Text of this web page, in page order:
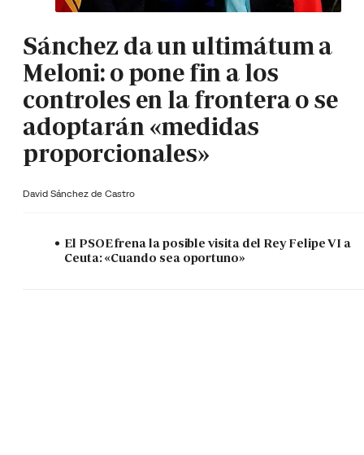
Sánchez da un ultimátum a
Meloni: o pone fin a los
controles en la frontera o se
adoptarán «medidas
proporcionales»
David Sánchez de Castro
El PSOE frena la posible visita del Rey Felipe VI a
Ceuta: «Cuando sea oportuno»